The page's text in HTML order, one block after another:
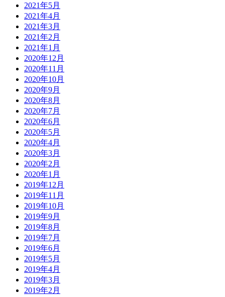
2021年5月
2021年4月
2021年3月
2021年2月
2021年1月
2020年12月
2020年11月
2020年10月
2020年9月
2020年8月
2020年7月
2020年6月
2020年5月
2020年4月
2020年3月
2020年2月
2020年1月
2019年12月
2019年11月
2019年10月
2019年9月
2019年8月
2019年7月
2019年6月
2019年5月
2019年4月
2019年3月
2019年2月